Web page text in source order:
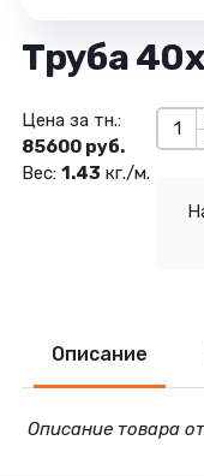
Труба
Цена за тн.:
85600 руб.
Вес: 1.43 кг./м.
Описание
Описание товара